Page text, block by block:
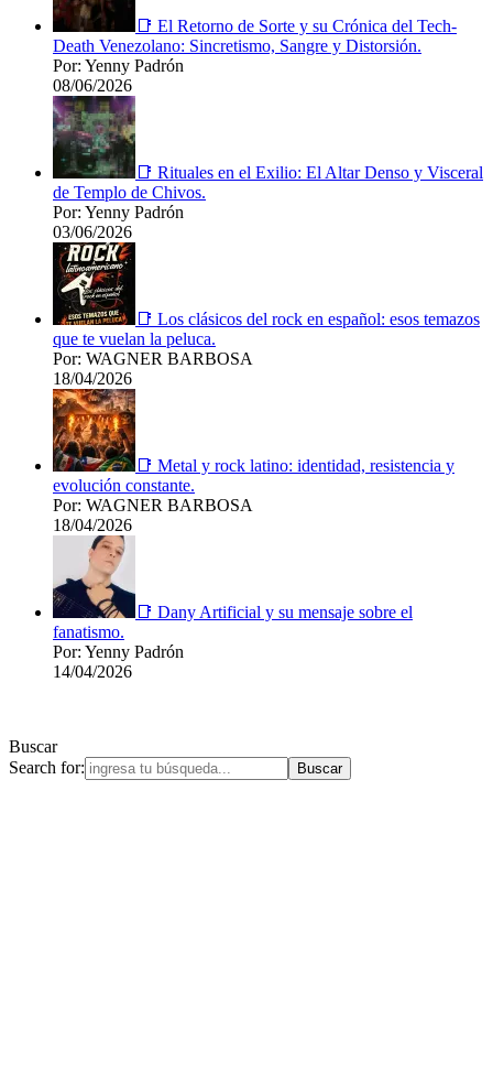
📑 El Retorno de Sorte y su Crónica del Tech-
Death Venezolano: Sincretismo, Sangre y Distorsión.
Por: Yenny Padrón
08/06/2026
📑 Rituales en el Exilio: El Altar Denso y Visceral
de Templo de Chivos.
Por: Yenny Padrón
03/06/2026
📑 Los clásicos del rock en español: esos temazos
que te vuelan la peluca.
Por: WAGNER BARBOSA
18/04/2026
📑 Metal y rock latino: identidad, resistencia y
evolución constante.
Por: WAGNER BARBOSA
18/04/2026
📑 Dany Artificial y su mensaje sobre el
fanatismo.
Por: Yenny Padrón
14/04/2026
Buscar
Search for: